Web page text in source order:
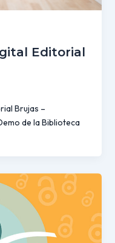
Editorial
Brujas –
de la Biblioteca